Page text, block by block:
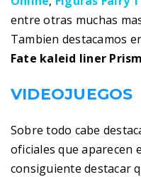
entre otras muchas
Tambien destacamos
Fate kaleid liner
VIDEOJUEGOS
Sobre todo cabe
oficiales que aparecen
consiguiente destacar